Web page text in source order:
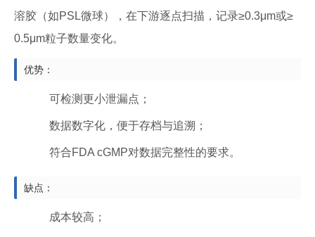
溶胶（如PSL微球），在下游逐点扫描，记录≥0.3μm或≥
0.5μm粒子数量变化。
优势：
可检测更小泄漏点；
数据数字化，便于存档与追溯；
符合FDA cGMP对数据完整性的要求。
缺点：
成本较高；